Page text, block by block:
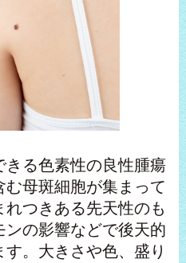
きる色素性の良性腫瘍
母斑細胞が集まって
つきある先天性のも
の影響などで後天的
。大きさや色、盛り